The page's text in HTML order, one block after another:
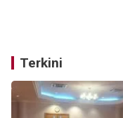
Terkini